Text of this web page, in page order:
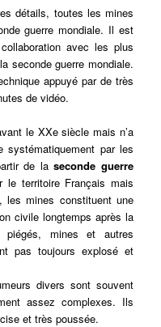
détails, toutes les mines
guerre mondiale. Il est
avec les plus
seconde guerre mondiale.
appuyé par de très
de vidéo.
le XXe siècle mais n’a
systématiquement par les
de laseconde guerre
le territoire Français mais
les mines constituent une
civile longtemps après la
mines et autres
pas toujours explosé et
divers sont souvent
assez complexes. Ils
et très poussée.